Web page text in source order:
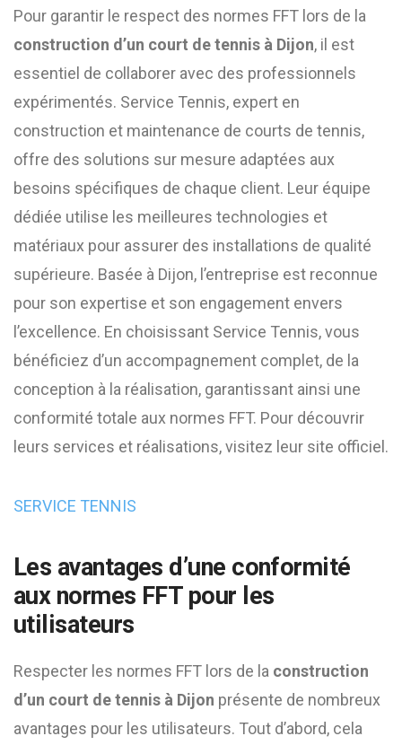
Pour garantir le respect des normes FFT lors de la
construction d’un court de tennis à Dijon, il est
essentiel de collaborer avec des professionnels
expérimentés. Service Tennis, expert en
construction et maintenance de courts de tennis,
offre des solutions sur mesure adaptées aux
besoins spécifiques de chaque client. Leur équipe
dédiée utilise les meilleures technologies et
matériaux pour assurer des installations de qualité
supérieure. Basée à Dijon, l’entreprise est reconnue
pour son expertise et son engagement envers
l’excellence. En choisissant Service Tennis, vous
bénéficiez d’un accompagnement complet, de la
conception à la réalisation, garantissant ainsi une
conformité totale aux normes FFT. Pour découvrir
leurs services et réalisations, visitez leur site officiel.
SERVICE TENNIS
Les avantages d’une conformité
aux normes FFT pour les
utilisateurs
Respecter les normes FFT lors de la construction
d’un court de tennis à Dijon présente de nombreux
avantages pour les utilisateurs. Tout d’abord, cela